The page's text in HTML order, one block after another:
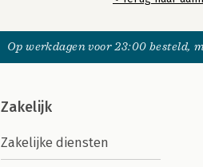
Op werkdagen voor 23:00 besteld,
Zakelijk
Zakelijke diensten